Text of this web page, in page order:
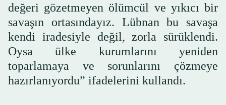
değeri gözetmeyen ölümcül ve yıkıcı bir
savaşın ortasındayız. Lübnan bu savaşa
kendi iradesiyle değil, zorla sürüklendi.
Oysa ülke kurumlarını yeniden
toparlamaya ve sorunlarını çözmeye
hazırlanıyordu” ifadelerini kullandı.